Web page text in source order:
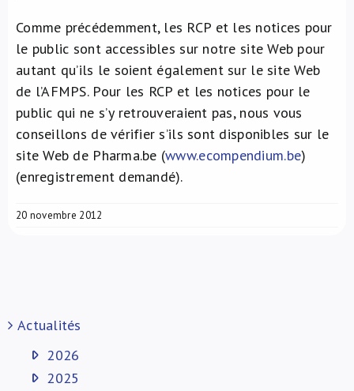
Comme précédemment, les RCP et les notices pour
le public sont accessibles sur notre site Web pour
autant qu’ils le soient également sur le site Web
de l’AFMPS. Pour les RCP et les notices pour le
public qui ne s’y retrouveraient pas, nous vous
conseillons de vérifier s’ils sont disponibles sur le
site Web de Pharma.be (www.ecompendium.be)
(enregistrement demandé).
20 novembre 2012
Actualités
2026
2025